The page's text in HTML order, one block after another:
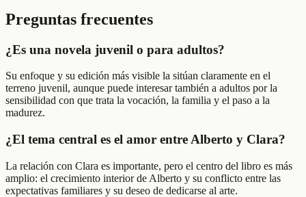
Preguntas frecuentes
¿Es una novela juvenil o para adultos?
Su enfoque y su edición más visible la sitúan claramente en el
terreno juvenil, aunque puede interesar también a adultos por la
sensibilidad con que trata la vocación, la familia y el paso a la
madurez.
¿El tema central es el amor entre Alberto y Clara?
La relación con Clara es importante, pero el centro del libro es más
amplio: el crecimiento interior de Alberto y su conflicto entre las
expectativas familiares y su deseo de dedicarse al arte.